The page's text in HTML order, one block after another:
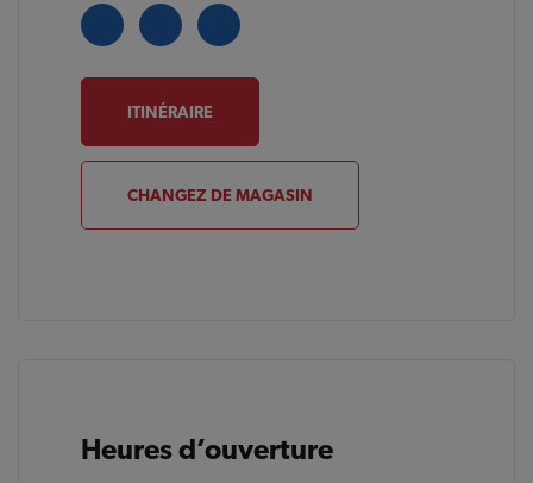
ITINÉRAIRE
CHANGEZ DE MAGASIN
Heures d’ouverture